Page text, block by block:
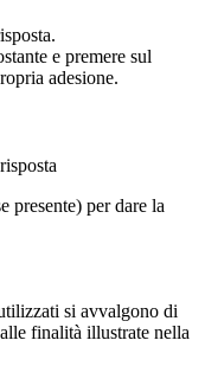
e premere sul
adesione.
presente) per dare la
si avvalgono di
finalità illustrate nella